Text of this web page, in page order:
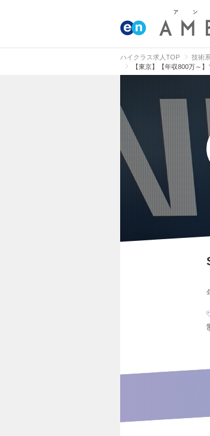
ハイクラス求人TOP 技術
【東京】【年収800万～